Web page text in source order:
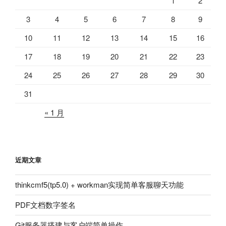
3
4 5 6 7 8
9
10
11 12 13 14 15
16
17
18 19 20 21 22
23
24
25 26 27 28 29
30
31
« 1 月
近期文章
thinkcmf5(tp5.0) + workman实现简单客服聊天功能
PDF文档数字签名